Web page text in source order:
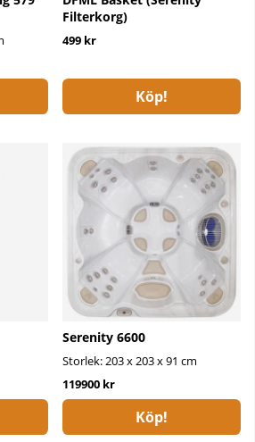
Filterkorg)
499 kr
Köp!
Serenity 6600
Storlek: 203 x 203 x 91 cm
119900 kr
Köp!